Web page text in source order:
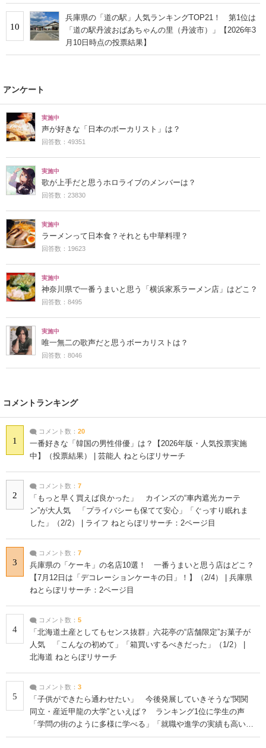
10
兵庫県の「道の駅」人気ランキングTOP21！ 第1位は
「道の駅丹波おばあちゃんの里（丹波市）」【2026年3
月10日時点の投票結果】
アンケート
実施中
声が好きな「日本のボーカリスト」は？
回答数：49351
実施中
歌が上手だと思うホロライブのメンバーは？
回答数：23830
実施中
ラーメンって日本食？それとも中華料理？
回答数：19623
実施中
神奈川県で一番うまいと思う「横浜家系ラーメン店」はどこ？
回答数：8495
実施中
唯一無二の歌声だと思うボーカリストは？
回答数：8046
コメントランキング
1
コメント数： 20
一番好きな「韓国の男性俳優」は？【2026年版・人気投票実施
中】（投票結果） | 芸能人 ねとらぼリサーチ
2
コメント数： 7
「もっと早く買えば良かった」 カインズの“車内遮光カーテ
ン”が大人気 「プライバシーも保てて安心」「ぐっすり眠れま
した」（2/2） | ライフ ねとらぼリサーチ：2ページ目
3
コメント数： 7
兵庫県の「ケーキ」の名店10選！ 一番うまいと思う店はどこ？
【7月12日は「デコレーションケーキの日」！】（2/4） | 兵庫県
ねとらぼリサーチ：2ページ目
4
コメント数： 5
「北海道土産としてもセンス抜群」六花亭の“店舗限定”お菓子が
人気 「こんなの初めて」「箱買いするべきだった」（1/2） |
北海道 ねとらぼリサーチ
5
コメント数： 3
「子供ができたら通わせたい」 今後発展していきそうな“関関
同立・産近甲龍の大学”といえば？ ランキング1位に学生の声
「学問の街のように多様に学べる」「就職や進学の実績も高い」
| 大学 ねとらぼリサーチ